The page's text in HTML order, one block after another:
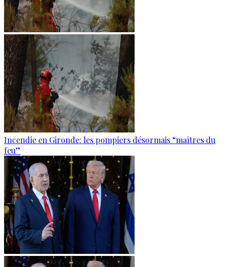
Incendie en Gironde: les pompiers désormais “maîtres du
feu”